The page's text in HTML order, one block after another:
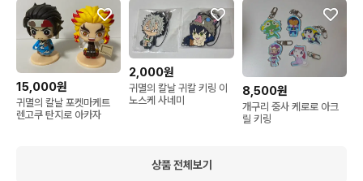
15,000원
귀멸의 칼날 포켓마케트
렌고쿠 탄지로 아카자
2,000원
귀멸의 칼날 귀칼 키링 이
노스케 사네미
8,500원
개구리 중사 케로로 아크
릴 키링
상품 전체보기